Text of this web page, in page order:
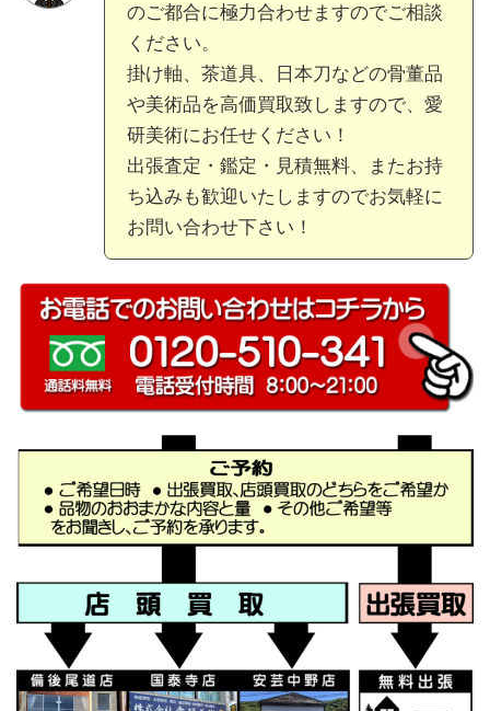
のご都合に極力合わせますのでご相談
ください。
掛け軸、茶道具、日本刀などの骨董品
や美術品を高価買取致しますので、愛
研美術にお任せください！
出張査定・鑑定・見積無料、またお持
ち込みも歓迎いたしますのでお気軽に
お問い合わせ下さい！